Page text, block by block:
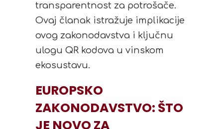
transparentnost za potrošače.
Ovaj članak istražuje implikacije
ovog zakonodavstva i ključnu
ulogu QR kodova u vinskom
ekosustavu.
EUROPSKO
ZAKONODAVSTVO: ŠTO
JE NOVO ZA